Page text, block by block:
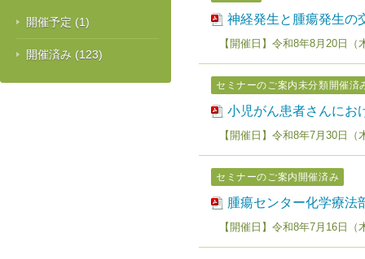
開催予定 (1)
開催済み (123)
神経発生と腫瘍発生の
【開催日】令和8年8月20日
セミナーのご案内未分類開催済
小児がん患者さんにお
【開催日】令和8年7月30日
セミナーのご案内 開催済み
腫瘍センター化学療法
【開催日】令和8年7月16日